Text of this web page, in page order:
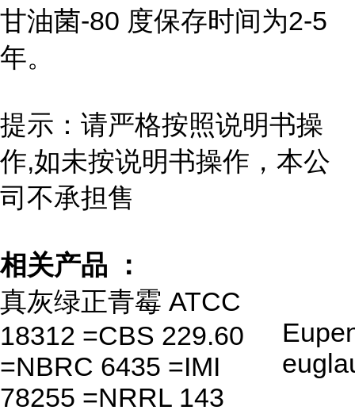
甘油菌-80 度保存时间为2-5
年。
提示：请严格按照说明书操
作,如未按说明书操作，本公
司不承担售
相关产品 ：
真灰绿正青霉 ATCC
18312 =CBS 229.60
=NBRC 6435 =IMI
78255 =NRRL 143